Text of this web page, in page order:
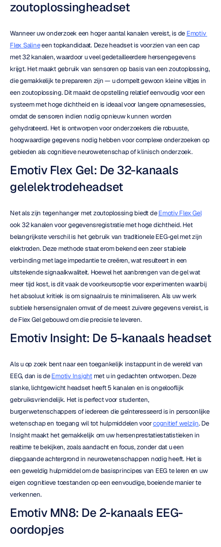
zoutoplossingheadset
Wanneer uw onderzoek een hoger aantal kanalen vereist, is de Emotiv
Flex Saline een topkandidaat. Deze headset is voorzien van een cap
met 32 kanalen, waardoor u veel gedetailleerdere hersengegevens
krijgt. Het maakt gebruik van sensoren op basis van een zoutoplossing,
die gemakkelijk te prepareren zijn — u dompelt gewoon kleine viltjes in
een zoutoplossing. Dit maakt de opstelling relatief eenvoudig voor een
systeem met hoge dichtheid en is ideaal voor langere opnamesessies,
omdat de sensoren indien nodig opnieuw kunnen worden
gehydrateerd. Het is ontworpen voor onderzoekers die robuuste,
hoogwaardige gegevens nodig hebben voor complexe onderzoeken op
gebieden als cognitieve neurowetenschap of klinisch onderzoek.
Emotiv Flex Gel: De 32-kanaals
gelelektrodeheadset
Net als zijn tegenhanger met zoutoplossing biedt de Emotiv Flex Gel
ook 32 kanalen voor gegevensregistratie met hoge dichtheid. Het
belangrijkste verschil is het gebruik van traditionele EEG-gel met zijn
elektroden. Deze methode staat erom bekend een zeer stabiele
verbinding met lage impedantie te creëren, wat resulteert in een
uitstekende signaalkwaliteit. Hoewel het aanbrengen van de gel wat
meer tijd kost, is dit vaak de voorkeursoptie voor experimenten waarbij
het absoluut kritiek is om signaalruis te minimaliseren. Als uw werk
subtiele hersensignalen omvat of de meest zuivere gegevens vereist, is
de Flex Gel gebouwd om die precisie te leveren.
Emotiv Insight: De 5-kanaals headset
Als u op zoek bent naar een toegankelijk instappunt in de wereld van
EEG, dan is de Emotiv Insight met u in gedachten ontworpen. Deze
slanke, lichtgewicht headset heeft 5 kanalen en is ongelooflijk
gebruiksvriendelijk. Het is perfect voor studenten,
burgerwetenschappers of iedereen die geïnteresseerd is in persoonlijke
wetenschap en toegang wil tot hulpmiddelen voor cognitief welzijn. De
Insight maakt het gemakkelijk om uw hersenprestatiestatistieken in
realtime te bekijken, zoals aandacht en focus, zonder dat u een
diepgaande achtergrond in neurowetenschappen nodig heeft. Het is
een geweldig hulpmiddel om de basisprincipes van EEG te leren en uw
eigen cognitieve toestanden op een eenvoudige, boeiende manier te
verkennen.
Emotiv MN8: De 2-kanaals EEG-
oordopjes